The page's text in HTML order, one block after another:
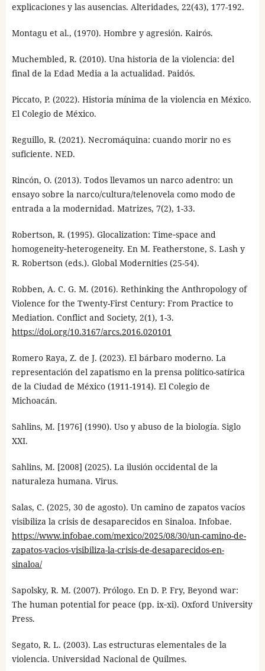
explicaciones y las ausencias. Alteridades, 22(43), 177-192.
Montagu et al., (1970). Hombre y agresión. Kairós.
Muchembled, R. (2010). Una historia de la violencia: del
final de la Edad Media a la actualidad. Paidós.
Piccato, P. (2022). Historia mínima de la violencia en México.
El Colegio de México.
Reguillo, R. (2021). Necromáquina: cuando morir no es
suficiente. NED.
Rincón, O. (2013). Todos llevamos un narco adentro: un
ensayo sobre la narco/cultura/telenovela como modo de
entrada a la modernidad. Matrizes, 7(2), 1-33.
Robertson, R. (1995). Glocalization: Time‑space and
homogeneity‑heterogeneity. En M. Featherstone, S. Lash y
R. Robertson (eds.). Global Modernities (25-54).
Robben, A. C. G. M. (2016). Rethinking the Anthropology of
Violence for the Twenty-First Century: From Practice to
Mediation. Conflict and Society, 2(1), 1-3.
https://doi.org/10.3167/arcs.2016.020101
Romero Raya, Z. de J. (2023). El bárbaro moderno. La
representación del zapatismo en la prensa político-satírica
de la Ciudad de México (1911-1914). El Colegio de
Michoacán.
Sahlins, M. [1976] (1990). Uso y abuso de la biología. Siglo
XXI.
Sahlins, M. [2008] (2025). La ilusión occidental de la
naturaleza humana. Virus.
Salas, C. (2025, 30 de agosto). Un camino de zapatos vacíos
visibiliza la crisis de desaparecidos en Sinaloa. Infobae.
https://www.infobae.com/mexico/2025/08/30/un-camino-de-
zapatos-vacios-visibiliza-la-crisis-de-desaparecidos-en-
sinaloa/
Sapolsky, R. M. (2007). Prólogo. En D. P. Fry, Beyond war:
The human potential for peace (pp. ix‑xi). Oxford University
Press.
Segato, R. L. (2003). Las estructuras elementales de la
violencia. Universidad Nacional de Quilmes.